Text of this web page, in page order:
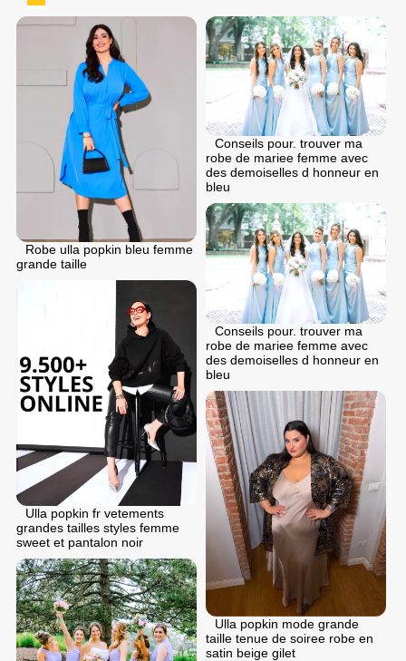
Robe ulla popkin bleu femme
grande taille
Conseils pour. trouver ma
robe de mariee femme avec
des demoiselles d honneur en
bleu
Conseils pour. trouver ma
robe de mariee femme avec
des demoiselles d honneur en
bleu
Ulla popkin fr vetements
grandes tailles styles femme
sweet et pantalon noir
Ulla popkin mode grande
taille tenue de soiree robe en
satin beige gilet